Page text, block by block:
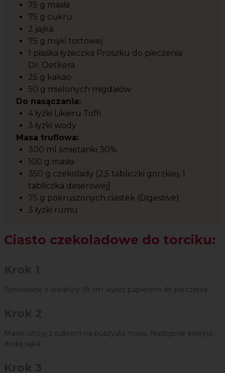
75 g masła
75 g cukru
2 jajka
75 g mąki tortowej
1 płaska łyżeczka Proszku do pieczenia
Dr. Oetkera
25 g kakao
50 g mielonych migdałów
Do nasączania:
4 łyżki Likieru Toffi
3 łyżki wody
Masa truflowa:
300 ml śmietanki 30%
100 g masła
350 g czekolady [2,5 tabliczki gorzkiej, 1
tabliczka deserowej]
75 g pokruszonych ciastek (Digestive)
3 łyżki rumu
Ciasto czekoladowe do torciku:
Tortownicę o średnicy 18 cm wyłóż papierem do pieczenia.
Masło utrzyj z cukrem na puszystą masę. Następnie kolejno
dodaj jajka.